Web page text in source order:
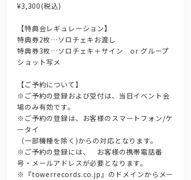
¥3,300(税込)
【特典会レギュレーション】
特典券2枚…ソロチェキお渡し
特典券3枚…ソロチェキ＋サイン or グループ
ショット写メ
【ご予約について】
※ご予約の登録および受付は、当日イベント会
場のみ有効です。
※ご予約の登録は、お客様のスマートフォン/ケ
ータイ
（一部機種を除く)からの対応となります。
※ご予約の登録には、 お客様の携帯電話番
号・メールアドレスが必要となります。
※『towerrecords.co.jp』のドメインからメー